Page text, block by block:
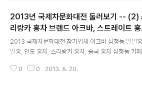
00여 참가 업체들 중 가장 큰 자본 규모. 태평양 오설
다 더 큰 자본. 차문화대전에 참여한 대익보이차 관계자
후일담에 따르면, 대익그룹 측은 전시장 입구 바로 앞
자위 지점에 대규모 부스를 마련하고 싶었으나 국제차
대전 조직위원회와 의견 조율이 원활하지 않아서, 규모
줄여 수도권 총판 두 곳이 참여하는 부스로 자리 잡았다
2013년 국제차문화대전 둘러보기 -- (2)
리랑카 홍차 브랜드 아크바, 스트레이트
전문점 삼청동 밀밀홍
2013 국제차문화대전 참가업체 아크바 삼청동 밀밀
밀홍, 인도 홍차, 스리랑카 홍차, 중국 홍차 삼청동 카
제차문화대전 참가업체 밀밀홍, 아크바 스리랑카 대사
0 0 2013. 6. 20.